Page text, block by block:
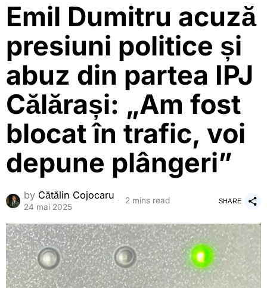
Emil Dumitru acuză
presiuni politice și
abuz din partea IPJ
Călărași: „Am fost
blocat în trafic, voi
depune plângeri”
by Cătălin Cojocaru
24 mai 2025
2 mins read SHARE